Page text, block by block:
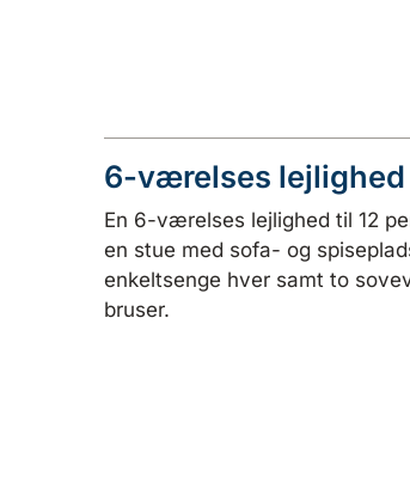
6-værelses lejlighed
En 6-værelses lejlighed til 12
en stue med sofa- og
enkeltsenge hver samt to
bruser.